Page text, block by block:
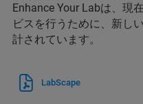
Enhance Your Labは、現
ビスを行うために、新し
計されています。
LabScape